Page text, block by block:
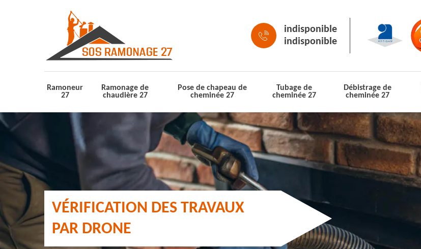
indisponible
indisponible
Ramoneur
27
Ramonage de
chaudière 27
Pose de chapeau de
cheminée 27
Tubage de
cheminée 27
Débistrage de
cheminée 27
VÉRIFICATION DES TRAVAUX
PAR DRONE